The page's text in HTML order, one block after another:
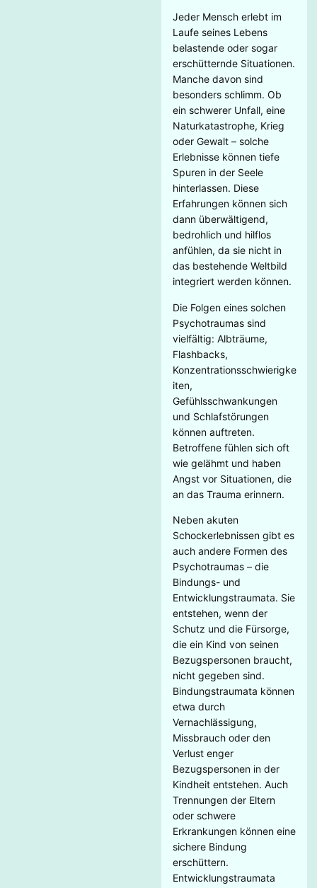
Jeder Mensch erlebt im
Laufe seines Lebens
belastende oder sogar
erschütternde Situationen.
Manche davon sind
besonders schlimm. Ob
ein schwerer Unfall, eine
Naturkatastrophe, Krieg
oder Gewalt – solche
Erlebnisse können tiefe
Spuren in der Seele
hinterlassen. Diese
Erfahrungen können sich
dann überwältigend,
bedrohlich und hilflos
anfühlen, da sie nicht in
das bestehende Weltbild
integriert werden können.
Die Folgen eines solchen
Psychotraumas sind
vielfältig: Albträume,
Flashbacks,
Konzentrationsschwierigke
iten,
Gefühlsschwankungen
und Schlafstörungen
können auftreten.
Betroffene fühlen sich oft
wie gelähmt und haben
Angst vor Situationen, die
an das Trauma erinnern.
Neben akuten
Schockerlebnissen gibt es
auch andere Formen des
Psychotraumas – die
Bindungs- und
Entwicklungstraumata. Sie
entstehen, wenn der
Schutz und die Fürsorge,
die ein Kind von seinen
Bezugspersonen braucht,
nicht gegeben sind.
Bindungstraumata können
etwa durch
Vernachlässigung,
Missbrauch oder den
Verlust enger
Bezugspersonen in der
Kindheit entstehen. Auch
Trennungen der Eltern
oder schwere
Erkrankungen können eine
sichere Bindung
erschüttern.
Entwicklungstraumata